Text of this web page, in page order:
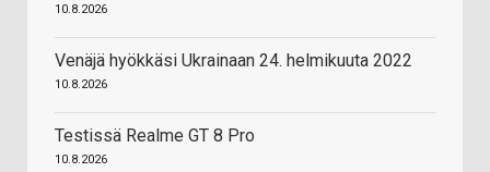
10.8.2026
Venäjä hyökkäsi Ukrainaan 24. helmikuuta 2022
10.8.2026
Testissä Realme GT 8 Pro
10.8.2026